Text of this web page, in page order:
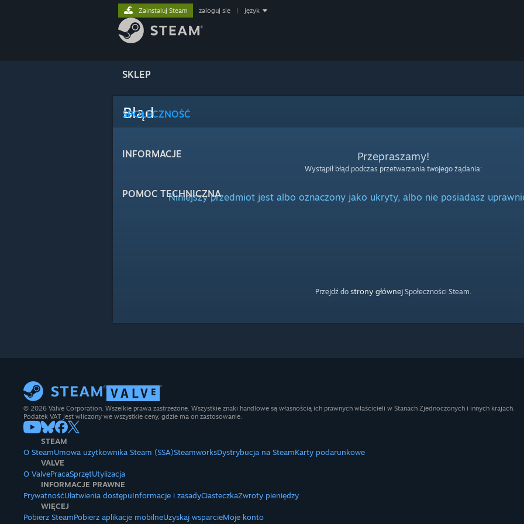
SKLEP
SPOŁECZNOŚĆ
INFORMACJE
POMOC TECHNICZNA
Zainstaluj Steam zaloguj się język
Błąd
Przepraszamy!
Wystąpił błąd podczas przetwarzania twojego żądania:
Niniejszy przedmiot jest albo oznaczony jako ukryty, albo nie posiadasz
Przejdź do strony głównejSpołeczności Steam.
© 2026 Valve Corporation. Wszelkie prawa zastrzeżone. Wszystkie znaki handlowe są własnością ich prawnych właścicieli w Stanach Zjednoczonych i innych krajach.
Podatek VAT jest wliczony we wszystkie ceny, gdzie ma on zastosowanie.
STEAM
O SteamUmowa użytkownika Steam (SSA)SteamworksDystrybucja na SteamKarty podarunkowe
VALVE
O ValvePracaSprzętUtylizacja
INFORMACJE PRAWNE
PrywatnośćUłatwienia dostępuInformacje i zasadyCiasteczkaZwroty pieniędzy
WIĘCEJ
Pobierz SteamPobierz aplikacje mobilneUzyskaj wsparcieMoje konto